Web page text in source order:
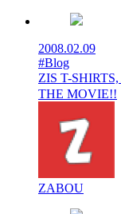
2008.02.09
#Blog
ZIS T-
THE MOVIE!!
ZABOU